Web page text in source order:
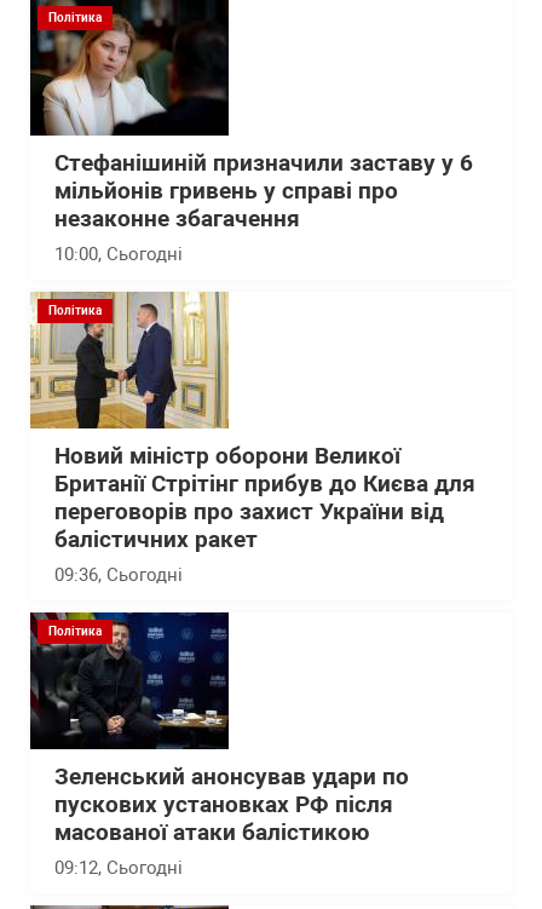
Політика
Стефанішиній призначили заставу у 6
мільйонів гривень у справі про
незаконне збагачення
10:00, Сьогодні
Політика
Новий міністр оборони Великої
Британії Стрітінг прибув до Києва для
переговорів про захист України від
балістичних ракет
09:36, Сьогодні
Політика
Зеленський анонсував удари по
пускових установках РФ після
масованої атаки балістикою
09:12, Сьогодні